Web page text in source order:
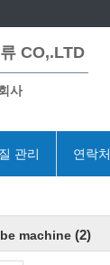
CO,.LTD
사
관리 연락처
machine (2)